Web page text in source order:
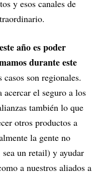
y esos canales de
año es poder
durante este
casos son regionales.
acercar el seguro a los
también lo que
otros productos a
la gente no
un retail) y ayudar
a nuestros aliados a